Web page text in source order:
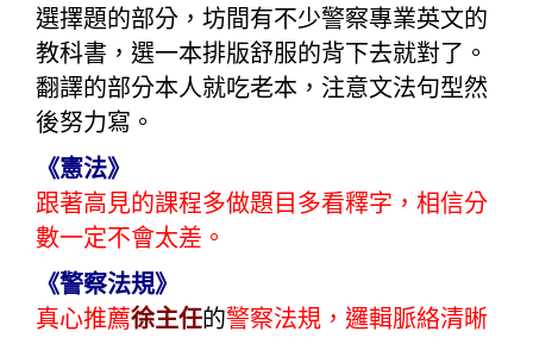
選擇題的部分，坊間有不少警察專業英文的
教科書，選一本排版舒服的背下去就對了。
翻譯的部分本人就吃老本，注意文法句型然
後努力寫。
《憲法》
跟著高見的課程多做題目多看釋字，相信分
數一定不會太差。
《警察法規》
真心推薦徐主任的警察法規，邏輯脈絡清晰